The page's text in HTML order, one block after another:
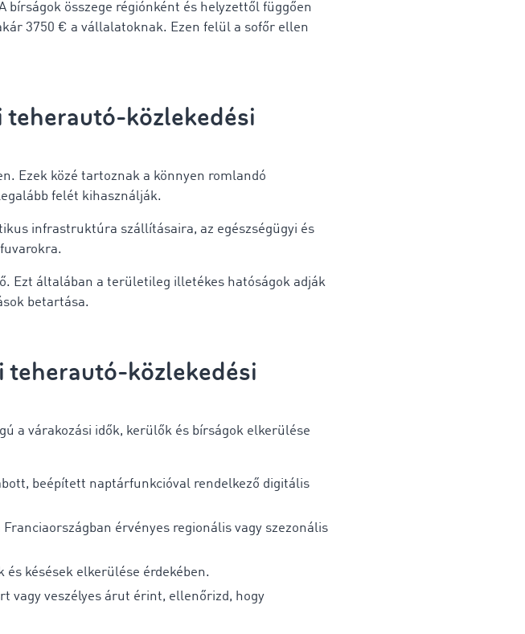
összege régiónként és helyzettől függően
3750 € a vállalatoknak. Ezen felül a sofőr ellen
közlekedési
Ezek közé tartoznak a könnyen romlandó
felét kihasználják.
infrastruktúra szállításaira, az egészségügyi és
Ezt általában a területileg illetékes hatóságok adják
betartása.
teherautó-közlekedési
a várakozási idők, kerülők és bírságok elkerülése
beépített naptárfunkcióval rendelkező digitális
Franciaországban érvényes regionális vagy szezonális
és késések elkerülése érdekében.
vagy veszélyes árut érint, ellenőrizd, hogy